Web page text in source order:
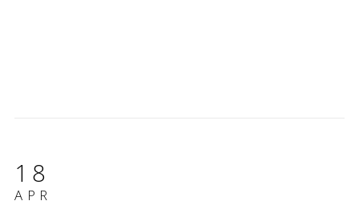
18
APR